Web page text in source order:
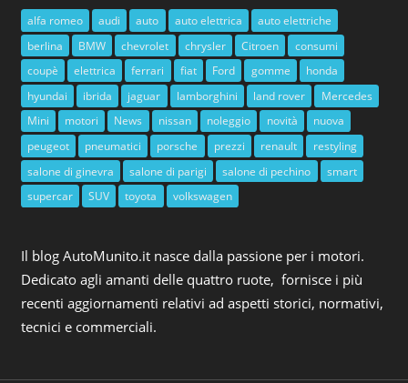
alfa romeo audi auto auto elettrica
auto elettriche
berlina
BMW chevrolet chrysler Citroen
consumi
coupè
elettrica ferrari fiat Ford gomme
honda
hyundai
ibrida jaguar lamborghini land rover
Mercedes
Mini
motori News nissan noleggio novità
nuova
peugeot
pneumatici porsche prezzi renault
restyling
salone di ginevra
salone di parigi salone di pechino
smart
supercar
SUV toyota volkswagen
Il blog AutoMunito.it nasce dalla passione per i motori.
Dedicato agli amanti delle quattro ruote, fornisce i più
recenti aggiornamenti relativi ad aspetti storici, normativi,
tecnici e commerciali.